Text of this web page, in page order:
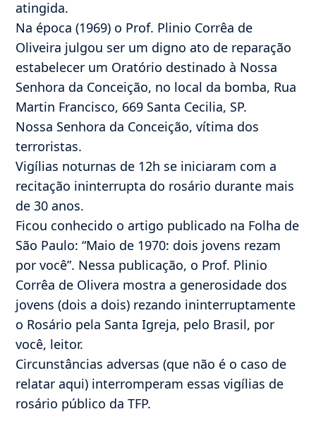
atingida.
Na época (1969) o Prof. Plinio Corrêa de
Oliveira julgou ser um digno ato de reparação
estabelecer um Oratório destinado à Nossa
Senhora da Conceição, no local da bomba, Rua
Martin Francisco, 669 Santa Cecilia, SP.
Nossa Senhora da Conceição, vítima dos
terroristas.
Vigílias noturnas de 12h se iniciaram com a
recitação ininterrupta do rosário durante mais
de 30 anos.
Ficou conhecido o artigo publicado na Folha de
São Paulo: “Maio de 1970: dois jovens rezam
por você”. Nessa publicação, o Prof. Plinio
Corrêa de Olivera mostra a generosidade dos
jovens (dois a dois) rezando ininterruptamente
o Rosário pela Santa Igreja, pelo Brasil, por
você, leitor.
Circunstâncias adversas (que não é o caso de
relatar aqui) interromperam essas vigílias de
rosário público da TFP.